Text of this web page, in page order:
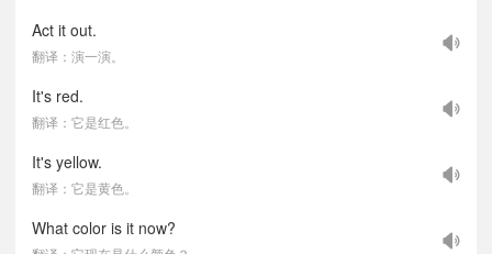
Act it out.
翻译：演一演。
It's red.
翻译：它是红色。
It's yellow.
翻译：它是黄色。
What color is it now?